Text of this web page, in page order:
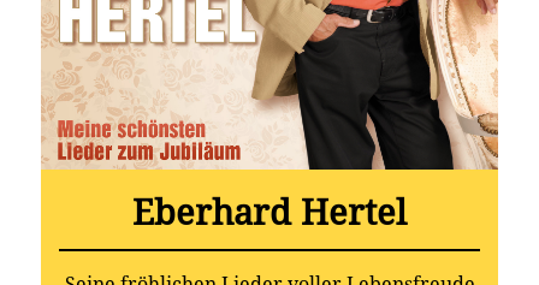
Eberhard Hertel